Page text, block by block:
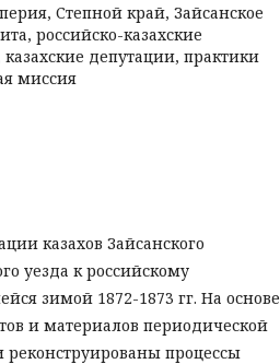
Степной край, Зайсанское
российско-казахские
депутации, практики
миссия
казахов Зайсанского
уезда к российскому
зимой 1872-1873 гг. На основе
и материалов периодической
процессы